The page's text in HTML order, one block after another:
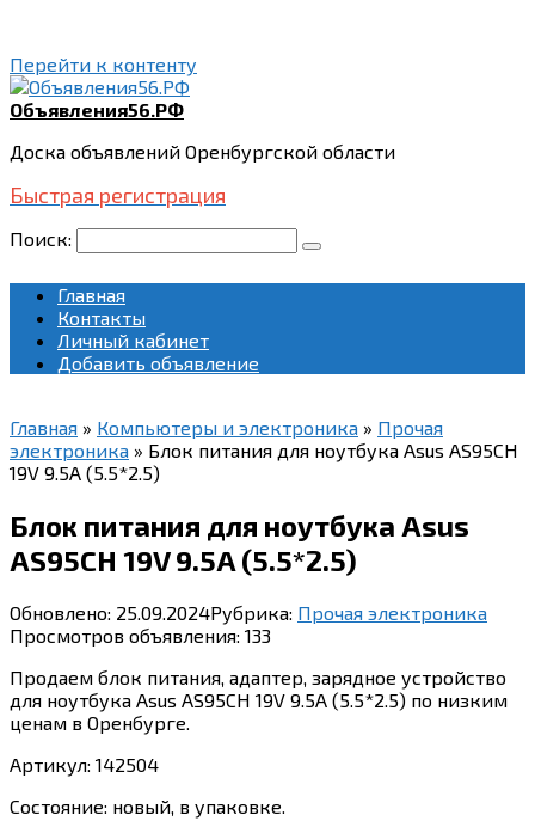
Перейти к контенту
Объявления56.РФ
Доска объявлений Оренбургской области
Быстрая регистрация
Поиск:
Главная
Контакты
Личный кабинет
Добавить объявление
Главная » Компьютеры и электроника » Прочая
электроника » Блок питания для ноутбука Asus AS95CH
19V 9.5A (5.5*2.5)
Блок питания для ноутбука Asus
AS95CH 19V 9.5A (5.5*2.5)
Обновлено: 25.09.2024Рубрика: Прочая электроника
Просмотров объявления: 133
Продаем блок питания, адаптер, зарядное устройство
для ноутбука Asus AS95CH 19V 9.5A (5.5*2.5) по низким
ценам в Оренбурге.
Артикул: 142504
Состояние: новый, в упаковке.